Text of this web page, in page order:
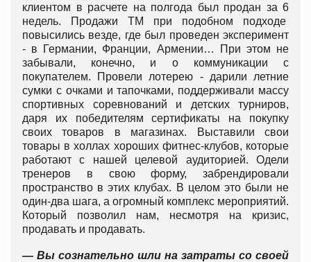
клиентом в расчете на полгода был продан за 6
недель. Продажи ТМ при подобном подходе
повысились везде, где был проведен эксперимент
- в Германии, Франции, Армении… При этом не
забывали, конечно, и о коммуникации с
покупателем. Провели лотерею - дарили летние
сумки с очками и тапочками, поддерживали массу
спортивных соревнований и детских турниров,
даря их победителям сертификаты на покупку
своих товаров в магазинах. Выставили свои
товары в холлах хороших фитнес-клубов, которые
работают с нашей целевой аудиторией. Одели
тренеров в свою форму, забрендировали
пространство в этих клубах. В целом это были не
один-два шага, а огромный комплекс мероприятий.
Который позволил нам, несмотря на кризис,
продавать и продавать.
— Вы сознательно шли на затраты со своей